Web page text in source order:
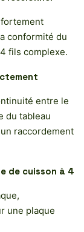
fortement
conformité du
fils complexe.
entre le
du tableau
raccordement
de cuisson à 4
une plaque